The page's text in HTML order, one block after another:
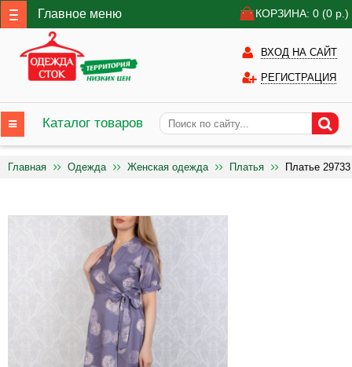
Главное меню КОРЗИНА: 0 (0 р.)
ВХОД НА САЙТ
РЕГИСТРАЦИЯ
Каталог товаров
Главная Одежда Женская одежда Платья Платье 29733